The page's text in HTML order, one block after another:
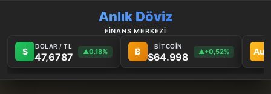
Anlık Döviz
FİNANS MERKEZİ
$ DOLAR / TL
47,6787 ▲0.18% ₿ BİTCOİN
$64.998 ▲+0,52% Au